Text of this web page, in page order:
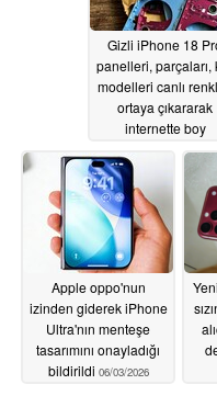
Gizli iPhone 18
panelleri, parçaları,
modelleri canlı
ortaya çıkararak
internette boy
06/05/
Apple oppo'nun
izinden giderek iPhone
Ultra'nın menteşe
tasarımını onayladığı
bildirildi 06/03/2026